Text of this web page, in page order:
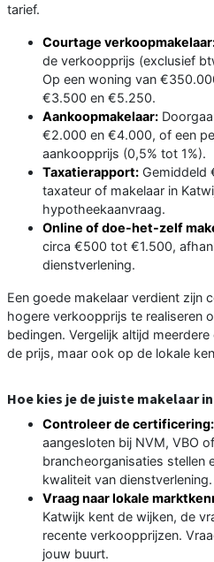
tarief.
Courtage
de verkoopprijs (exclusief
Op een woning van
€3.500 en €5.250.
Aankoopmakelaar:
€2.000 en €4.000, of een
aankoopprijs (0,5% tot 1%).
Taxatierapport: Gemiddeld
taxateur of makelaar in
hypotheekaanvraag.
Online of doe-het-zelf
circa €500 tot €1.500,
dienstverlening.
Een goede makelaar verdient zijn
hogere verkoopprijs te realiseren
bedingen. Vergelijk altijd
de prijs, maar ook op de lokale
Hoe kies je de juiste makelaar
Controleer de certificering:
aangesloten bij NVM, VBO
brancheorganisaties stellen
kwaliteit van dienstverlening.
Vraag naar lokale
Katwijk kent de wijken, de
recente verkoopprijzen.
jouw buurt.